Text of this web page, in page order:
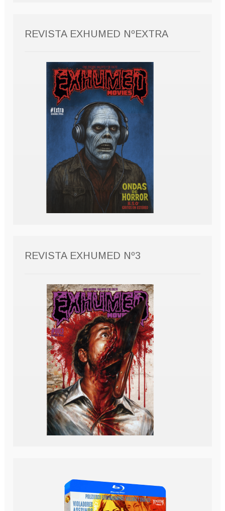
REVISTA EXHUMED NºEXTRA
REVISTA EXHUMED Nº3